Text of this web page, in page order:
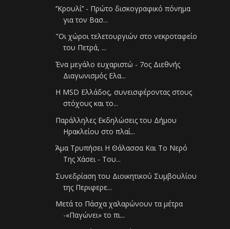
‘’Κρουλί’’ - Πρώτο δισκογραφικό πόνημα
για τον Βασ...
"Οι χώροι τελετουργιών στο νεκροταφείο
του Πετρά, ...
Ένα μεγάλο ευχαριστώ - 7ος Διεθνής
Διαγωνισμός Ελα...
Η MSD Ελλάδος, συνεισφέροντας στους
στόχους και το...
Παράλληλες Εκδηλώσεις του Δήμου
Ηρακλείου στο πλαί...
Άμα Τρυπήσει Η Θάλασσα Και Το Νερό
Της Χάσει - Του...
Συνεδρίαση του Διοικητικού Συμβουλίου
της Περιφερε...
Μετά το Πάσχα χαλαρώνουν τα μέτρα
-«Παγώνει» το πι...